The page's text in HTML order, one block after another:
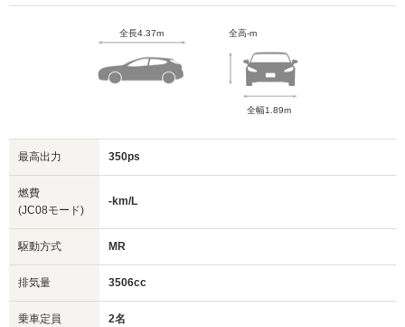
全長4.37m 全高-m
全幅1.89m
最高出力 350ps
燃費
(JC08モード)
-km/L
駆動方式 MR
排気量 3506cc
乗車定員 2名